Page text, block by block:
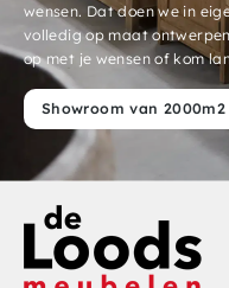
wensen. Dat doen we in
volledig op maat
op met je wensen of kom
Showroom van 2000m2